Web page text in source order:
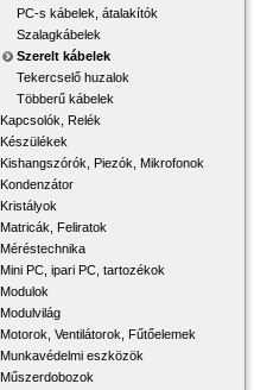
PC-s kábelek, átalakítók
Szalagkábelek
Szerelt kábelek
Tekercselő huzalok
Többerű kábelek
Kapcsolók, Relék
Készülékek
Kishangszórók, Piezók, Mikrofonok
Kondenzátor
Kristályok
Matricák, Feliratok
Méréstechnika
Mini PC, ipari PC, tartozékok
Modulok
Modulvilág
Motorok, Ventilátorok, Fűtőelemek
Munkavédelmi eszközök
Műszerdobozok